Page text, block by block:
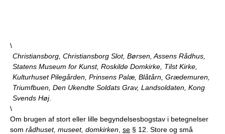
\
Christiansborg, Christiansborg Slot, Børsen, Assens Rådhus,
Statens Museum for Kunst, Roskilde Domkirke, Tilst Kirke,
Kulturhuset Pilegården, Prinsens Palæ, Blåtårn, Grædemuren,
Triumfbuen, Den Ukendte Soldats Grav, Landsoldaten, Kong
Svends Høj.
\
Om brugen af stort eller lille begyndelsesbogstav i betegnelser
som rådhuset, museet, domkirken se § 12. Store og små